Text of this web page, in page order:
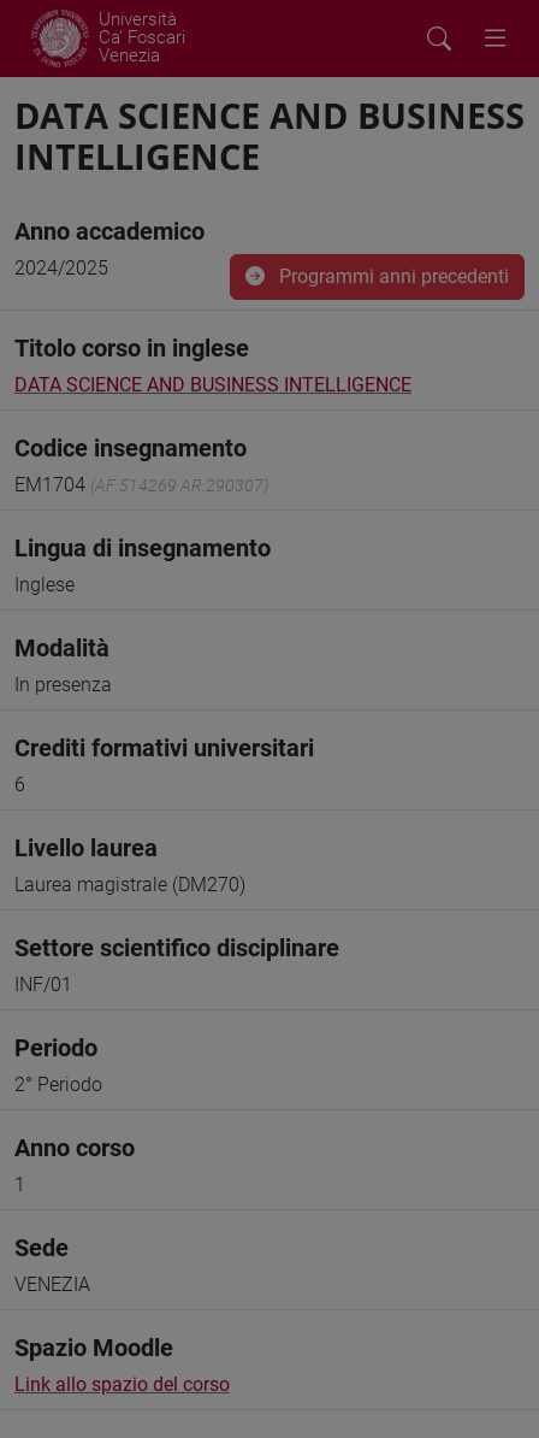
Università
Ca' Foscari
Venezia
DATA SCIENCE AND BUSINESS
INTELLIGENCE
Anno accademico
2024/2025 Programmi anni precedenti
Titolo corso in inglese
DATA SCIENCE AND BUSINESS INTELLIGENCE
Codice insegnamento
EM1704 (AF:514269 AR:290307)
Lingua di insegnamento
Inglese
Modalità
In presenza
Crediti formativi universitari
6
Livello laurea
Laurea magistrale (DM270)
Settore scientifico disciplinare
INF/01
Periodo
2° Periodo
Anno corso
1
Sede
VENEZIA
Spazio Moodle
Link allo spazio del corso